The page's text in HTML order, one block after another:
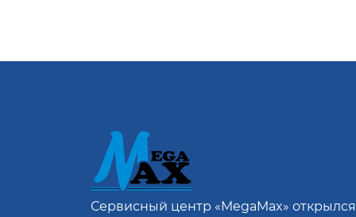
Сервисный центр «MegaMax»